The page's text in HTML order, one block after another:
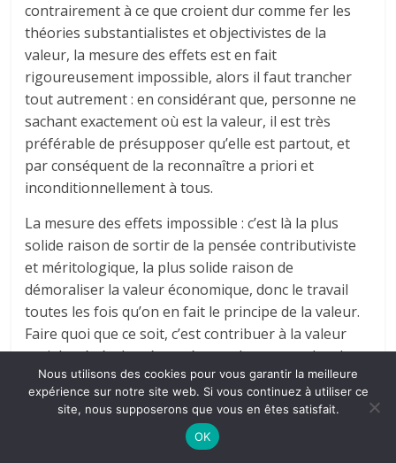
contrairement à ce que croient dur comme fer les
théories substantialistes et objectivistes de la
valeur, la mesure des effets est en fait
rigoureusement impossible, alors il faut trancher
tout autrement : en considérant que, personne ne
sachant exactement où est la valeur, il est très
préférable de présupposer qu’elle est partout, et
par conséquent de la reconnaître a priori et
inconditionnellement à tous.
La mesure des effets impossible : c’est là la plus
solide raison de sortir de la pensée contributiviste
et méritologique, la plus solide raison de
démoraliser la valeur économique, donc le travail
toutes les fois qu’on en fait le principe de la valeur.
Faire quoi que ce soit, c’est contribuer à la valeur
sociale générale – énoncé sans doute paradoxal
puisqu’à la fois il donne à l’idée de contribution sa
plus grande extension et,par-là même, finit par
l’abolir : tout est contribution, donc plus rien
n’appelle d’être regardé comme contribution. Et
Nous utilisons des cookies pour vous garantir la meilleure
expérience sur notre site web. Si vous continuez à utiliser ce
site, nous supposerons que vous en êtes satisfait.
OK